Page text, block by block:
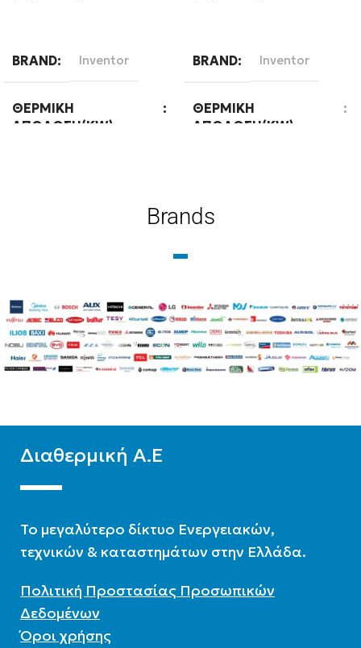
BRAND Inventor
ΘΕΡΜΙΚΉ
ΑΠΌΔΟΣΗ(KW)
ΤΕΧΝΟΛΟΓΊΑ
Ψύξη-Θέρμανση με
δυνατότητα ΖΝΧ
BRAND Inventor
ΘΕΡΜΙΚΉ
ΑΠΌΔΟΣΗ(KW)
ΤΕΧΝΟΛΟΓΊΑ
ΕΊΔΟΣ
Μεσαίων θερμοκρασιών
Brands
Διαθερμική Α.Ε
To μεγαλύτερο δίκτυο Ενεργειακών,
τεχνικών & καταστημάτων στην Ελλάδα.
Πολιτική Προστασίας Προσωπικών
Δεδομένων
Όροι χρήσης